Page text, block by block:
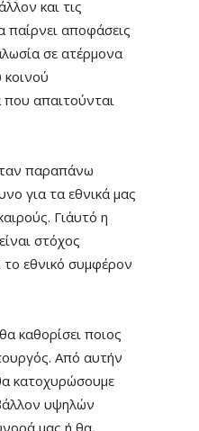
και τις
παίρνει αποφάσεις
σε ατέρμονα
απαιτούνται
παραπάνω
για τα εθνικά μας
Γι΄αυτό η
στόχος
το εθνικό συμφέρον
καθορίσει ποιος
Από αυτήν
κατοχυρώσουμε
υψηλών